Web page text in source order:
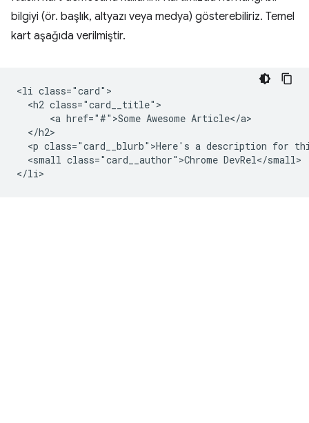
bilgiyi (ör. başlık, altyazı veya medya) gösterebiliriz. Temel
kart aşağıda verilmiştir.
<li class="card">
  <h2 class="card__title">
      <a href="#">Some Awesome Article</a>
  </h2>
<p class="card__blurb">Here's a description for
  <small class="card__author">Chrome DevRel</small>